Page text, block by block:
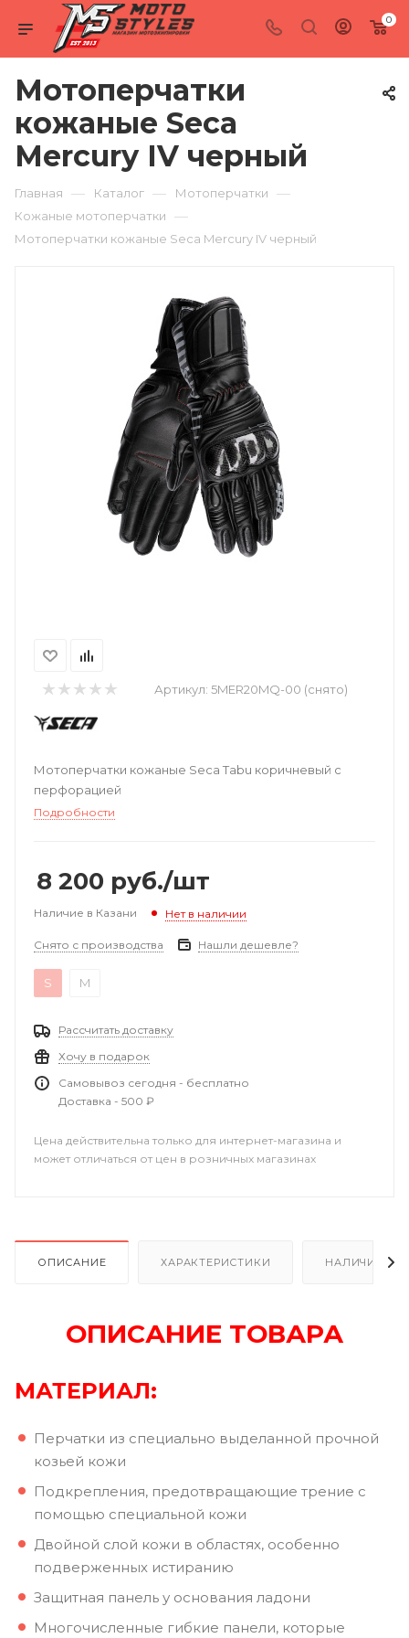
0
Мотоперчатки
кожаные Seca
Mercury IV черный
Главная — Каталог — Мотоперчатки —
Кожаные мотоперчатки —
Мотоперчатки кожаные Seca Mercury IV черный
Артикул: 5MER20MQ-00 (снято)
Мотоперчатки кожаные Seca Tabu коричневый с
перфорацией
Подробности
8 200 руб./шт
Наличие в Казани Нет в наличии
Снято с производства Нашли дешевле?
S M
Рассчитать доставку
Хочу в подарок
Самовывоз сегодня - бесплатно
Доставка - 500 ₽
Цена действительна только для интернет-магазина и
может отличаться от цен в розничных магазинах
ОПИСАНИЕ ХАРАКТЕРИСТИКИ НАЛИЧИЕ В
ОПИСАНИЕ ТОВАРА
МАТЕРИАЛ:
Перчатки из специально выделанной прочной
козьей кожи
Подкрепления, предотвращающие трение с
помощью специальной кожи
Двойной слой кожи в областях, особенно
подверженных истиранию
Защитная панель у основания ладони
Многочисленные гибкие панели, которые